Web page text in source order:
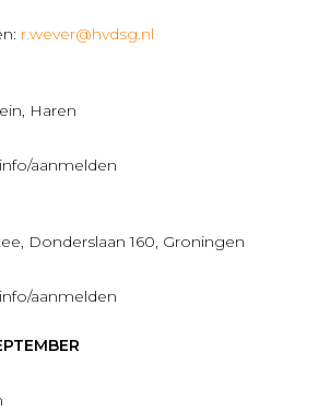
r.wever@hvdsg.nl
Haren
aanmelden
Donderslaan 160, Groningen
aanmelden